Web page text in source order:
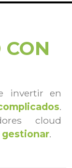
invertir en
.
cloud
gestionar.